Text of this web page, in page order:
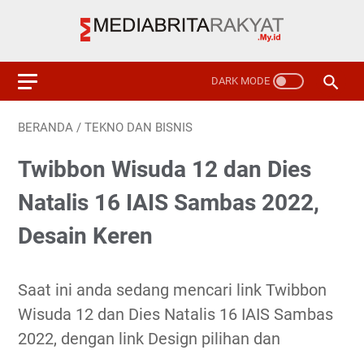
BERANDA / TEKNO DAN BISNIS
Twibbon Wisuda 12 dan Dies
Natalis 16 IAIS Sambas 2022,
Desain Keren
Saat ini anda sedang mencari link Twibbon
Wisuda 12 dan Dies Natalis 16 IAIS Sambas
2022, dengan link Design pilihan dan